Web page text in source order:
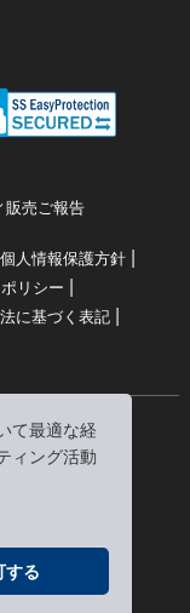
て最適な経
ィング活動
する
販売ご報告
個人情報保護方針|
リシー |
に基づく表記 |
クホン）は